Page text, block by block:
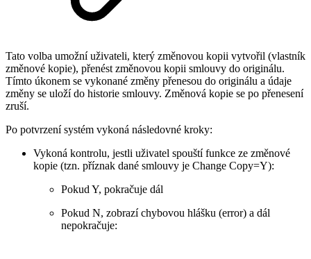
Tato volba umožní uživateli, který změnovou kopii vytvořil (vlastník
změnové kopie), přenést změnovou kopii smlouvy do originálu.
Tímto úkonem se vykonané změny přenesou do originálu a údaje
změny se uloží do historie smlouvy. Změnová kopie se po přenesení
zruší.
Po potvrzení systém vykoná následovné kroky:
Vykoná kontrolu, jestli uživatel spouští funkce ze změnové
kopie (tzn. příznak dané smlouvy je Change Copy=Y):
Pokud Y, pokračuje dál
Pokud N, zobrazí chybovou hlášku (error) a dál
nepokračuje: